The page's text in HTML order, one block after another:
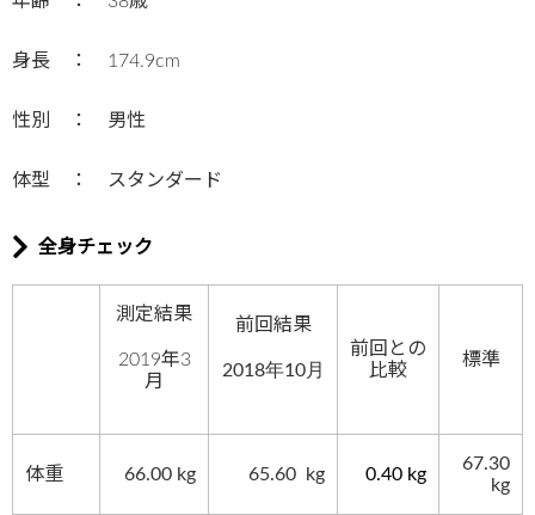
身長 ： 174.9cm
性別 ： 男性
体型 ： スタンダード
全身チェック
測定結果
2019年3
月
前回結果
2018年10月
前回との
比較
標準
体重 66.00 kg 65.60 kg 0.40 kg
67.30
kg